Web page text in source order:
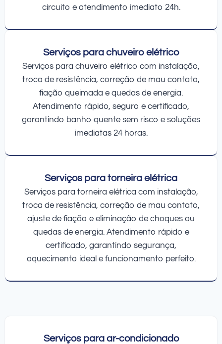
circuito e atendimento imediato 24h.
Serviços para chuveiro elétrico
Serviços para chuveiro elétrico com instalação,
troca de resistência, correção de mau contato,
fiação queimada e quedas de energia.
Atendimento rápido, seguro e certificado,
garantindo banho quente sem risco e soluções
imediatas 24 horas.
Serviços para torneira elétrica
Serviços para torneira elétrica com instalação,
troca de resistência, correção de mau contato,
ajuste de fiação e eliminação de choques ou
quedas de energia. Atendimento rápido e
certificado, garantindo segurança,
aquecimento ideal e funcionamento perfeito.
Serviços para ar-condicionado